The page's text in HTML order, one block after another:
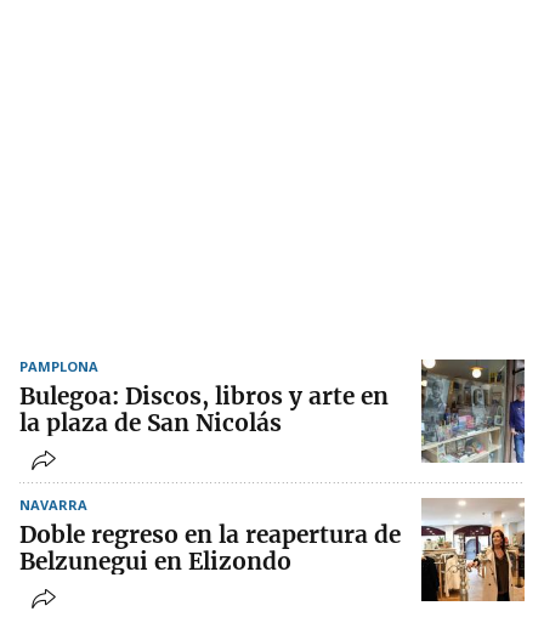
PAMPLONA
Bulegoa: Discos, libros y arte en
la plaza de San Nicolás
NAVARRA
Doble regreso en la reapertura de
Belzunegui en Elizondo